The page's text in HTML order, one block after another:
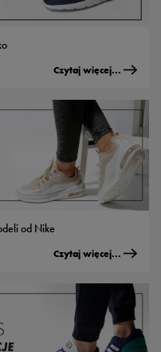
Czytaj więcej...
od Nike
Czytaj więcej...